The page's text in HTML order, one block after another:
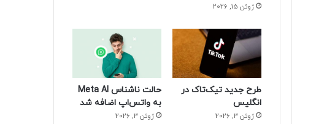
ژوئن 15, 2026
طرح جدید تیک‌تاک در
انگلیس
ژوئن 3, 2026
حالت ناشناس Meta AI
به واتس‌اپ اضافه شد
ژوئن 3, 2026